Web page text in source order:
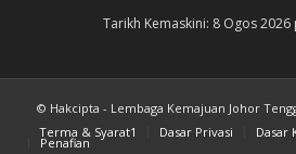
Tarikh Kemaskini: 8 Ogos
© Hakcipta - Lembaga Kemajuan Johor
Terma & Syarat1
Dasar Privasi Dasar
Penafian